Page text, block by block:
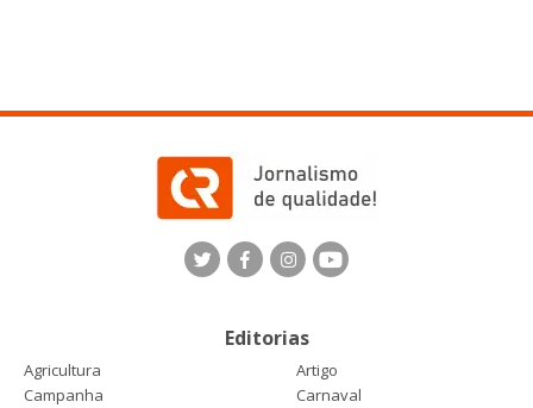
Editorias
Agricultura
Artigo
Campanha
Carnaval